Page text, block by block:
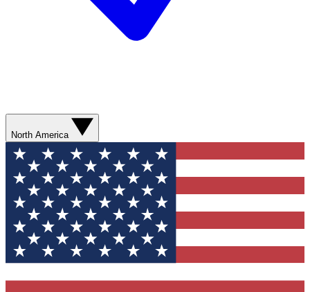
North America